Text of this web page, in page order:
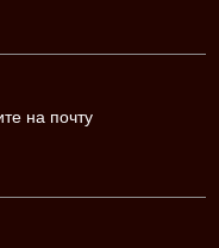
на почту